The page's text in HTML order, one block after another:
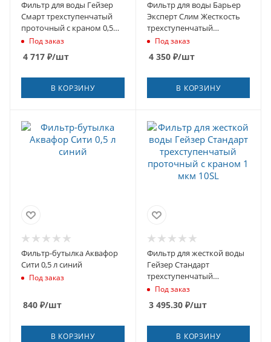
Фильтр для воды Гейзер
Смарт трехступенчатый
проточный с краном 0,5
мкм 10SL
Под заказ
4 717 ₽/шт
В КОРЗИНУ
Фильтр для воды Барьер
Эксперт Слим Жесткость
трехступенчатый
проточный без крана 5
Под заказ
4 350₽/шт
В КОРЗИНУ
Фильтр-бутылка Аквафор
Сити 0,5 л синий
Под заказ
840 ₽/шт
В КОРЗИНУ
Фильтр для жесткой воды
Гейзер Стандарт
трехступенчатый
проточный с краном 1
Под заказ
3 495.30₽/шт
В КОРЗИНУ